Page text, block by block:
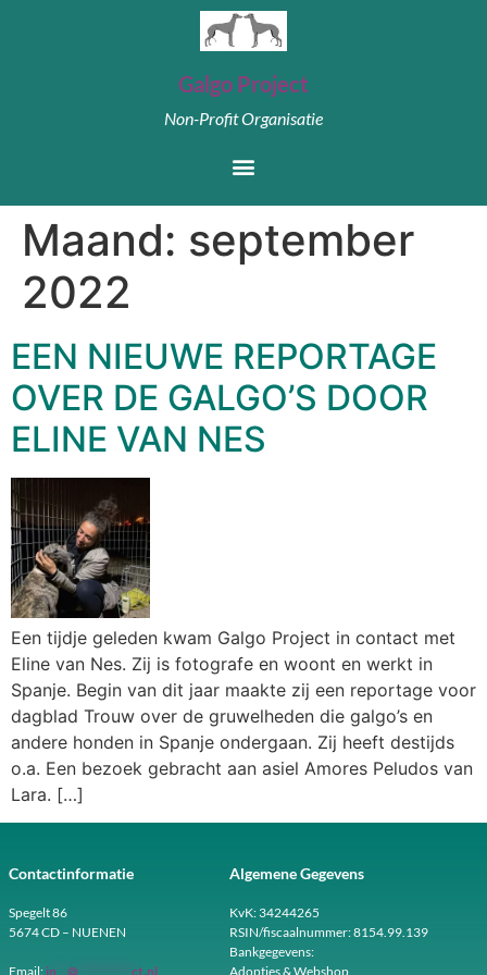
Galgo Project
Non-Profit Organisatie
Maand: september
2022
EEN NIEUWE REPORTAGE
OVER DE GALGO’S DOOR
ELINE VAN NES
Een tijdje geleden kwam Galgo Project in contact met
Eline van Nes. Zij is fotografe en woont en werkt in
Spanje. Begin van dit jaar maakte zij een reportage voor
dagblad Trouw over de gruwelheden die galgo’s en
andere honden in Spanje ondergaan. Zij heeft destijds
o.a. Een bezoek gebracht aan asiel Amores Peludos van
Lara. […]
Contactinformatie
Spegelt 86
5674 CD – NUENEN
Email: in @ ct.nl
Algemene Gegevens
KvK: 34244265
RSIN/fiscaalnummer: 8154.99.139
Bankgegevens:
Adopties & Webshop